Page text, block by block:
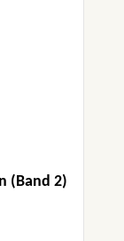
(Band 2)